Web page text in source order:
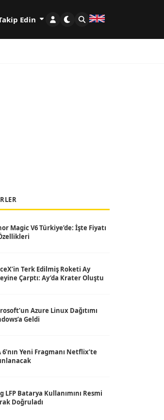
Edin
Magic V6 Türkiye’de: İşte Fiyatı
Terk Edilmiş Roketi Ay
Çarptı: Ay’da Krater Oluştu
Azure Linux Dağıtımı
Geldi
6’nın Yeni Fragmanı Netflix’te
LFP Batarya Kullanımını Resmi
Doğruladı